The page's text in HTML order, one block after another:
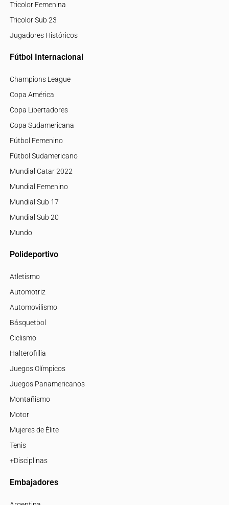
Tricolor Femenina
Tricolor Sub 23
Jugadores Históricos
Fútbol Internacional
Champions League
Copa América
Copa Libertadores
Copa Sudamericana
Fútbol Femenino
Fútbol Sudamericano
Mundial Catar 2022
Mundial Femenino
Mundial Sub 17
Mundial Sub 20
Mundo
Polideportivo
Atletismo
Automotriz
Automovilismo
Básquetbol
Ciclismo
Halterofillia
Juegos Olímpicos
Juegos Panamericanos
Montañismo
Motor
Mujeres de Élite
Tenis
+Disciplinas
Embajadores